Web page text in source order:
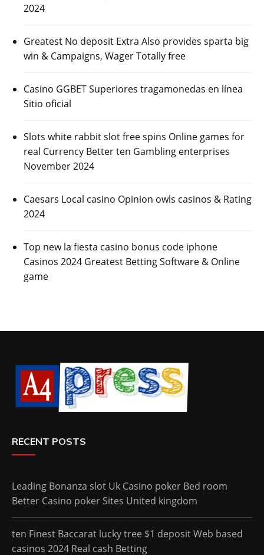
2024
Greatest No deposit Extra Also provides sparta big
win & Campaigns, Wager Totally free
Casino GGBET Superiores tragamonedas en línea
Sitio oficial
Slots white rabbit slot free spins Online games for
real Currency Better ten Gambling enterprises
November 2024
Caesars Local casino Opinion owls casinos & Rating
2024
Top new la fiesta casino bonus code iphone
Casinos 2024 Greatest Betting Software & Online
game
RECENT POSTS
Leading Bonanza slot Uk Casino poker Bed room
Better Casino poker Sites United kingdom
ten Finest Baccarat lucky tree $1 deposit Web based
casinos 2024 Real cash Betting